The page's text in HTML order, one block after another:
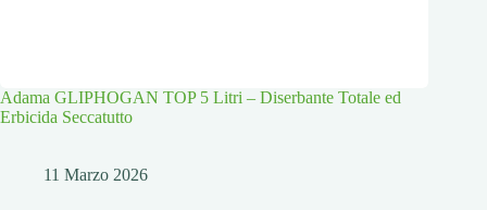
Adama GLIPHOGAN TOP 5 Litri – Diserbante Totale ed
Erbicida Seccatutto
11 Marzo 2026